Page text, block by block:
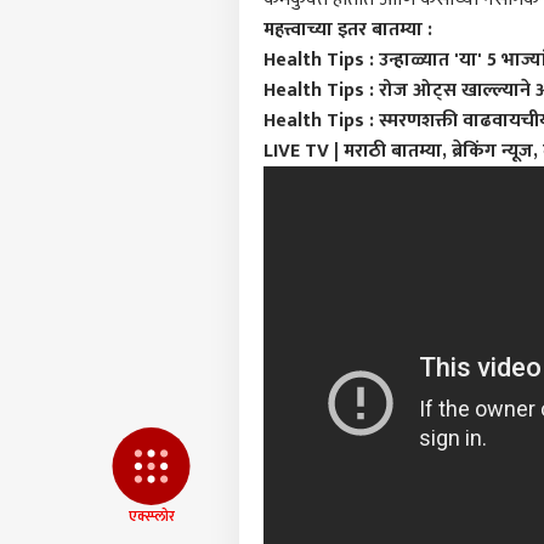
एक्स्प्लोर
महत्त्वाच्या इतर बातम्या :
Health Tips : उन्हाळ्यात 'या' 5
Health Tips : रोज ओट्स खाल्ल्याने
Health Tips : स्मरणशक्ती
LIVE TV | मराठी बातम्या, ब्रेकिंग न्यूज,
आमच्यासोबत जाहिरात करा
प्रायव्हसी पॉलिसी
संपर्क साधा
करिअर
फीडबॅक
LOGIN